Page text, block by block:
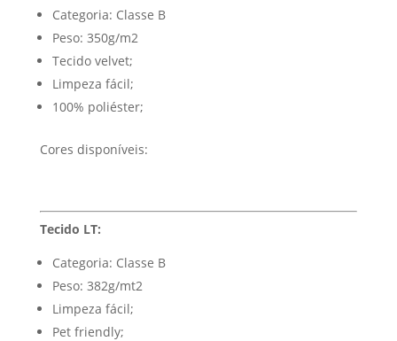
Categoria: Classe B
Peso: 350g/m2
Tecido velvet;
Limpeza fácil;
100% poliéster;
Cores disponíveis:
Tecido LT:
Categoria: Classe B
Peso: 382g/mt2
Limpeza fácil;
Pet friendly;